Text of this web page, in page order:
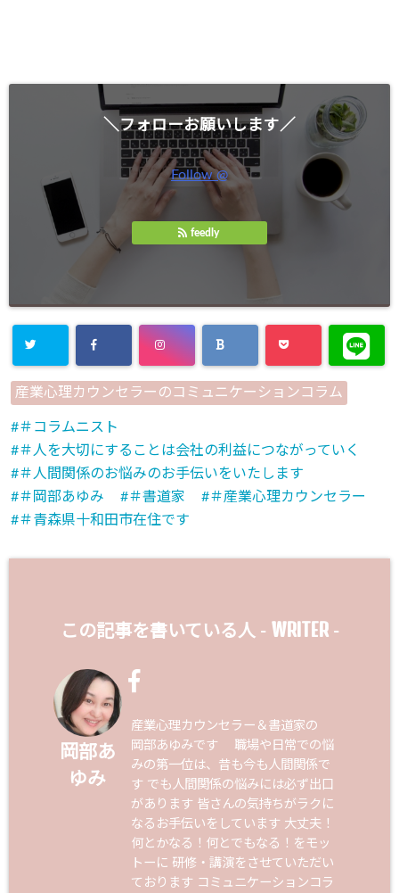
＼フォローお願いします／
Follow @
feedly
産業心理カウンセラーのコミュニケーションコラム
＃コラムニスト
＃人を大切にすることは会社の利益につながっていく
＃人間関係のお悩みのお手伝いをいたします
＃岡部あゆみ
＃書道家
＃産業心理カウンセラー
＃青森県十和田市在住です
この記事を書いている人 - WRITER-
岡部あ
ゆみ
産業心理カウンセラー＆書道家の
岡部あゆみです 職場や日常での悩
みの第一位は、昔も今も人間関係で
す でも人間関係の悩みには必ず出口
があります 皆さんの気持ちがラクに
なるお手伝いをしています 大丈夫！
何とかなる！何とでもなる！をモッ
トーに 研修・講演をさせていただい
ております コミュニケーションコラ